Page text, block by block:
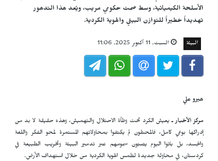
الأسلحة الكيميائية، وسط صمت حكومي مريب، ويُعد هذا التدهور
تهديداً خطيراً للتوازن البيئي والهوية الكردية.
البيئة السبت, 11 أكتوبر 2025, 11:06
هيرو علي
مركز الأخبار ـيعيش الكرد تحت وطأة الاحتلال والتهميش، وهذه حقيقة لا بد من
إدراكها بوعي كامل، فالمحتلون لم يكتفوا بمحاولاتهم المستمرة لمحو الفكر واللغة
والجسد، بل باتوا اليوم يصبّون سمومهم عبر تدمير البيئة وتخريب الطبيعة في
كردستان، في محاولة جديدة لطمس الهوية الكردية من خلال استهداف الأرض.